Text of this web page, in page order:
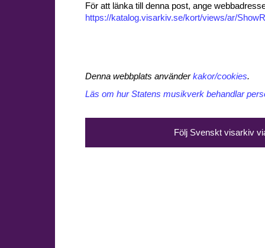
För att länka till denna post, ange
https://katalog.visarkiv.se/kort/views/ar/
Denna webbplats använderkakor/cookies.
Läs om hur Statens musikverk behandlar
Följ Svenskt visarkiv